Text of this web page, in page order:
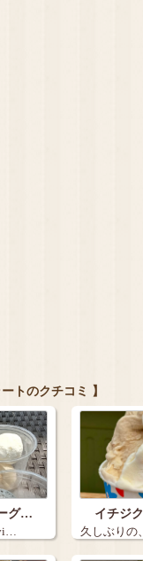
トのクチコミ 】
グ… イチジ
久しぶりの
の暑さに…